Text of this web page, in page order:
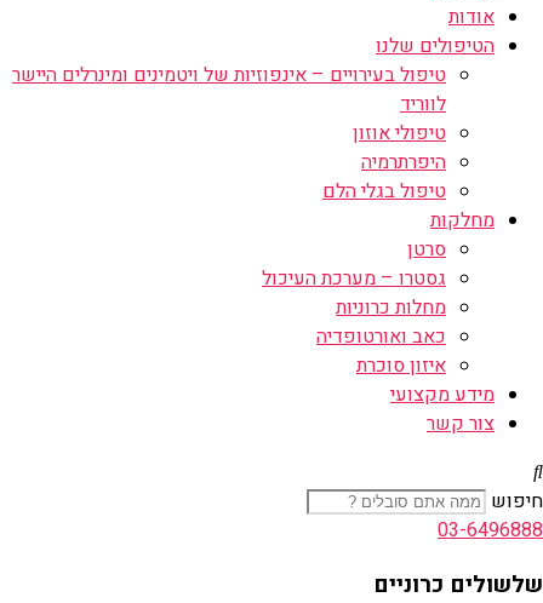
אודות
הטיפולים שלנו
טיפול בעירויים – אינפוזיות של ויטמינים ומינרלים היישר
לווריד
טיפולי אוזון
היפרתרמיה
טיפול בגלי הלם
מחלקות
סרטן
גסטרו – מערכת העיכול
מחלות כרוניות
כאב ואורטופדיה
איזון סוכרת
מידע מקצועי
צור קשר
חיפוש
03-6496888
שלשולים כרוניים